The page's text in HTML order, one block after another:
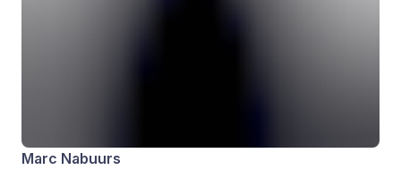
Marc Nabuurs